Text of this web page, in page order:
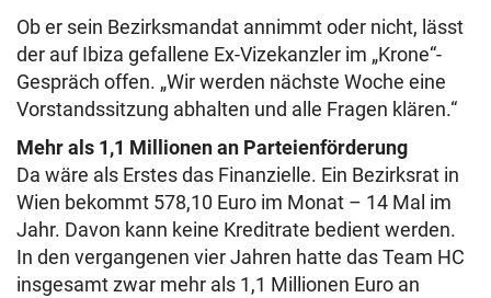
Ob er sein Bezirksmandat annimmt oder nicht, lässt
der auf Ibiza gefallene Ex-Vizekanzler im „Krone“-
Gespräch offen. „Wir werden nächste Woche eine
Vorstandssitzung abhalten und alle Fragen klären.“
Mehr als 1,1 Millionen an Parteienförderung
Da wäre als Erstes das Finanzielle. Ein Bezirksrat in
Wien bekommt 578,10 Euro im Monat – 14 Mal im
Jahr. Davon kann keine Kreditrate bedient werden.
In den vergangenen vier Jahren hatte das Team HC
insgesamt zwar mehr als 1,1 Millionen Euro an